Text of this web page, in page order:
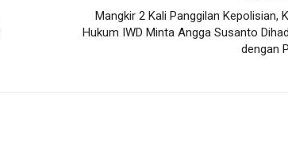
Mangkir 2 Kali Panggilan Kepolisian,
Hukum IWD Minta Angga Susanto
dengan